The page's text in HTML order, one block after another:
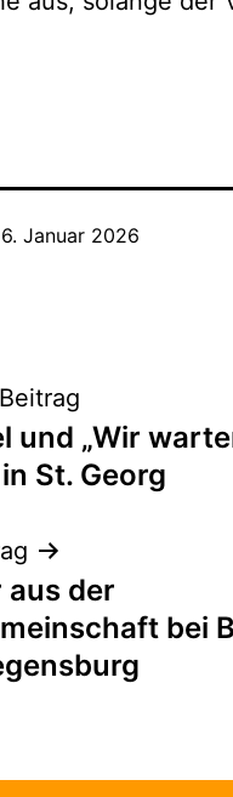
6. Januar 2026
und „Wir
St. Georg
der
bei